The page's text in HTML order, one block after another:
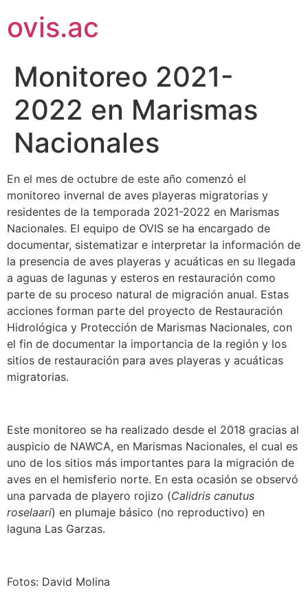
ovis.ac
Monitoreo 2021-
2022 en Marismas
Nacionales
En el mes de octubre de este año comenzó el
monitoreo invernal de aves playeras migratorias y
residentes de la temporada 2021-2022 en Marismas
Nacionales. El equipo de OVIS se ha encargado de
documentar, sistematizar e interpretar la información de
la presencia de aves playeras y acuáticas en su llegada
a aguas de lagunas y esteros en restauración como
parte de su proceso natural de migración anual. Estas
acciones forman parte del proyecto de Restauración
Hidrológica y Protección de Marismas Nacionales, con
el fin de documentar la importancia de la región y los
sitios de restauración para aves playeras y acuáticas
migratorias.
Este monitoreo se ha realizado desde el 2018 gracias al
auspicio de NAWCA, en Marismas Nacionales, el cual es
uno de los sitios más importantes para la migración de
aves en el hemisferio norte. En esta ocasión se observó
una parvada de playero rojizo (Calidris canutus
roselaari) en plumaje básico (no reproductivo) en
laguna Las Garzas.
Fotos: David Molina